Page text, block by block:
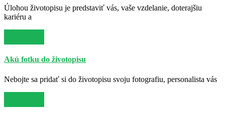
Úlohou životopisu je predstaviť vás, vaše vzdelanie, doterajšiu
kariéru a
Akú fotku do životopisu
Nebojte sa pridať si do životopisu svoju fotografiu, personalista vás